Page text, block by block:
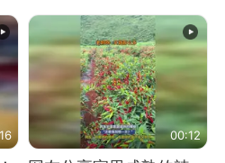
玩具鱼竿钓上大鱼
00:12